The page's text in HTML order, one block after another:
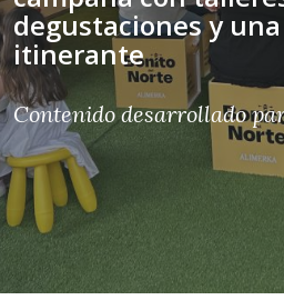
degustaciones y
itinerante
Contenido desarrollado